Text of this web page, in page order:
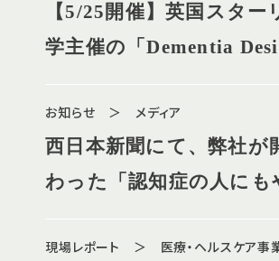
【5/25開催】英国スター
学主催の「Dementia
弊社コンサルタント木内
ます
お知らせ ＞ メディア
西日本新聞にて、弊社が
わった「認知症の人にも
現場レポート ＞ 医療・ヘルスケア事